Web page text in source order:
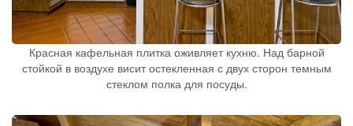
Красная кафельная плитка оживляет кухню. Над барной
стойкой в воздухе висит остекленная с двух сторон темным
стеклом полка для посуды.